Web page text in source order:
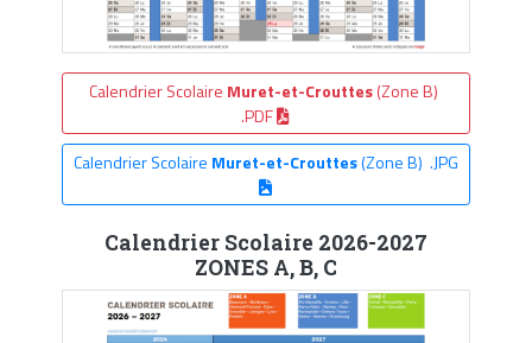
Calendrier Scolaire Muret-et-Crouttes(Zone B)
.PDF
Calendrier Scolaire Muret-et-Crouttes(Zone B) .JPG
Calendrier Scolaire 2026-2027
ZONES A, B, C